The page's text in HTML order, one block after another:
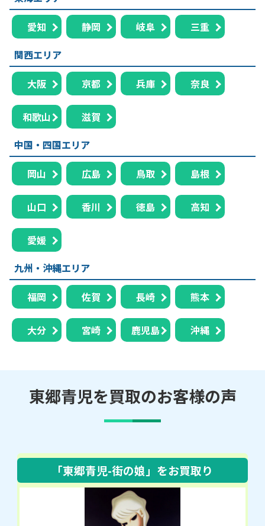
愛知 静岡 岐阜
三重
関西エリア
大阪 京都 兵庫 奈良
和歌山
滋賀
中国・四国エリア
岡山 広島 鳥取 島根
山口 香川 徳島 高知
愛媛
九州・沖縄エリア
福岡 佐賀 長崎 熊本
大分 宮崎 鹿児島 沖縄
東郷青児を買取のお客様の声
「東郷青児-街の娘」 をお買取り